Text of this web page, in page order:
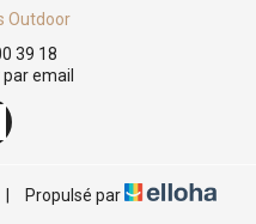
Outdoor
39 18
email
Propulsé par